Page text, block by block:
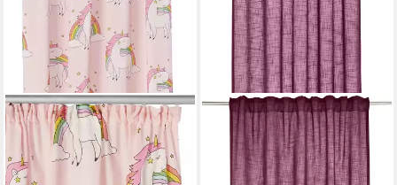
OTTO HOME
Gardine EINHORN (1 St),
Kräuselband, halbtransparent,
Kindergardine, bedruckt,
LEGER HOME BY LENA GERCKE
Gardine Marusha (1 St),
Multifunktionsband,
halbtransparent, 1 Schal,